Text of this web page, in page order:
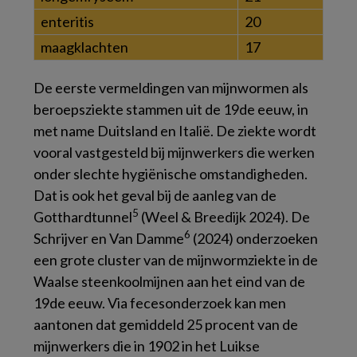
enteritis
20
maagklachten
17
De eerste vermeldingen van mijnwormen als
beroepsziekte stammen uit de 19de eeuw, in
met name Duitsland en Italië. De ziekte wordt
vooral vastgesteld bij mijnwerkers die werken
onder slechte hygiënische omstandigheden.
Dat is ook het geval bij de aanleg van de
Gotthardtunnel5 (Weel & Breedijk 2024). De
Schrijver en Van Damme6 (2024) onderzoeken
een grote cluster van de mijnwormziekte in de
Waalse steenkoolmijnen aan het eind van de
19de eeuw. Via fecesonderzoek kan men
aantonen dat gemiddeld 25 procent van de
mijnwerkers die in 1902 in het Luikse